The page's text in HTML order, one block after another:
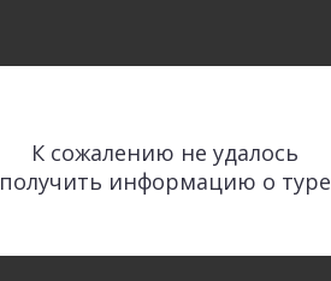
К сожалению не удалось
получить информацию о туре